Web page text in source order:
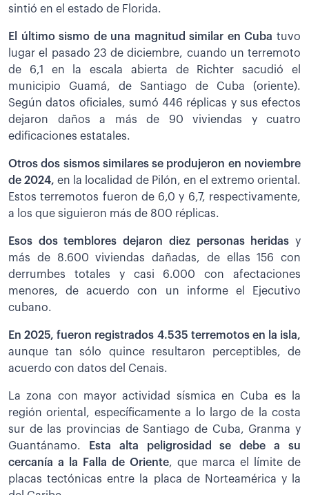
sintió en el estado de Florida.
El último sismo de una magnitud similar en Cuba tuvo
lugar el pasado 23 de diciembre, cuando un terremoto
de 6,1 en la escala abierta de Richter sacudió el
municipio Guamá, de Santiago de Cuba (oriente).
Según datos oficiales, sumó 446 réplicas y sus efectos
dejaron daños a más de 90 viviendas y cuatro
edificaciones estatales.
Otros dos sismos similares se produjeron en noviembre
de 2024,en la localidad de Pilón, en el extremo oriental.
Estos terremotos fueron de 6,0 y 6,7, respectivamente,
a los que siguieron más de 800 réplicas.
Esos dos temblores dejaron diez personas heridas y
más de 8.600 viviendas dañadas, de ellas 156 con
derrumbes totales y casi 6.000 con afectaciones
menores, de acuerdo con un informe el Ejecutivo
cubano.
En 2025, fueron registrados 4.535 terremotos en la isla,
aunque tan sólo quince resultaron perceptibles, de
acuerdo con datos del Cenais.
La zona con mayor actividad sísmica en Cuba es la
región oriental, específicamente a lo largo de la costa
sur de las provincias de Santiago de Cuba, Granma y
Guantánamo.
Esta alta peligrosidad se debe a su
cercanía a la Falla de Oriente, que marca el límite de
placas tectónicas entre la placa de Norteamérica y la